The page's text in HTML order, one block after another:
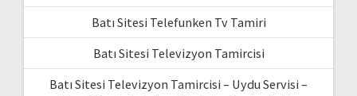
Batı Sitesi Telefunken Tv Tamiri
Batı Sitesi Televizyon Tamircisi
Batı Sitesi Televizyon Tamircisi – Uydu Servisi –